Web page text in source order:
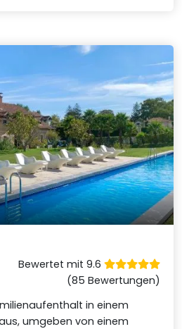
Bewertet mit 9.6
(85 Bewertungen)
in einem
umgeben von einem